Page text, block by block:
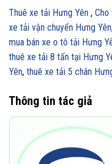
Thuê xe tải Hưng Yên , Cho
xe tải vận chuyển Hưng Yên
mua bán xe o tô tải Hưng
thuê xe tải 8 tấn tại Hưng
Yên, thuê xe tải 5 chân
Thông tin tác giả